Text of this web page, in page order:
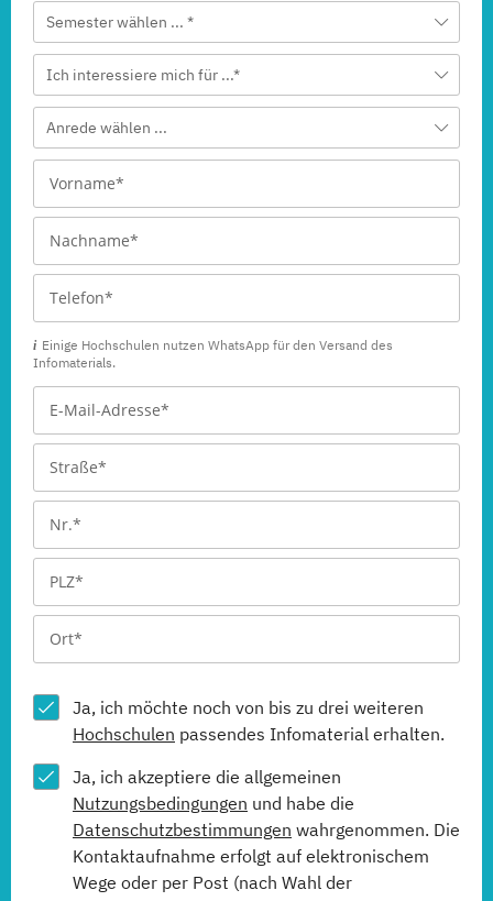
Semester wählen ... *
Ich interessiere mich für ...*
Anrede wählen ...
Einige Hochschulen nutzen WhatsApp für den Versand des
Infomaterials.
Ja, ich möchte noch von bis zu drei weiteren
Hochschulen passendes Infomaterial erhalten.
Ja, ich akzeptiere die allgemeinen
Nutzungsbedingungen und habe die
Datenschutzbestimmungen wahrgenommen. Die
Kontaktaufnahme erfolgt auf elektronischem
Wege oder per Post (nach Wahl der